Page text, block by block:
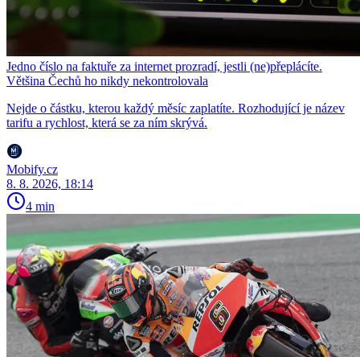
Jedno číslo na faktuře za internet prozradí, jestli (ne)přeplácíte.
Většina Čechů ho nikdy nekontrolovala
Nejde o částku, kterou každý měsíc zaplatíte. Rozhodující je název
tarifu a rychlost, která se za ním skrývá.
Mobify.cz
8. 8. 2026, 18:14
4 min